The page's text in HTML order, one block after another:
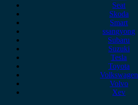
Seat
Skoda
Smart
ssangyong
Subaru
Suzuki
Tesla
Toyota
Volkswagen
Volvo
Xev